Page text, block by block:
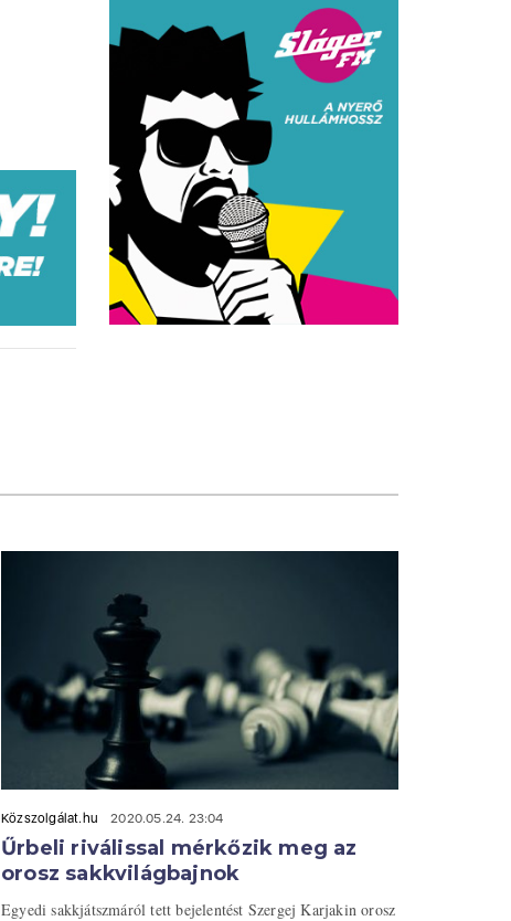
Közszolgálat.hu 2020.05.24. 23:04
Űrbeli riválissal mérkőzik meg az
orosz sakkvilágbajnok
Egyedi sakkjátszmáról tett bejelentést Szergej Karjakin orosz